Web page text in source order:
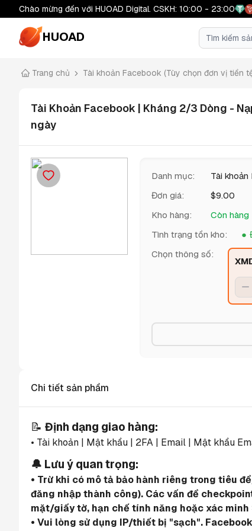
Chào mừng đến với HUOAD Digital. CSKH: 10:00 - 23:00
HUOAD
Trang chủ Tài khoản Facebook (Tùy chọn đơn vị tiền
Tài Khoản Facebook | Kháng 2/3 Dòng -
ngày
Danh mục:
Tài
Đơn giá: $9.00
Kho hàng:
Còn hàng
Tình trạng tồn kho:
Chọn thông số:
Chi tiết sản phẩm
📝 Định dạng giao hàng:
• Tài khoản | Mật khẩu | 2FA | Email | Mật khẩu
🔔 Lưu ý quan trọng:
• Trừ khi có mô tả bảo hành riêng trong tiêu
đăng nhập thành công). Các vấn đề
mặt/giấy tờ, hạn chế tính năng hoặc xác
• Vui lòng sử dụng IP/thiết bị "sạch".